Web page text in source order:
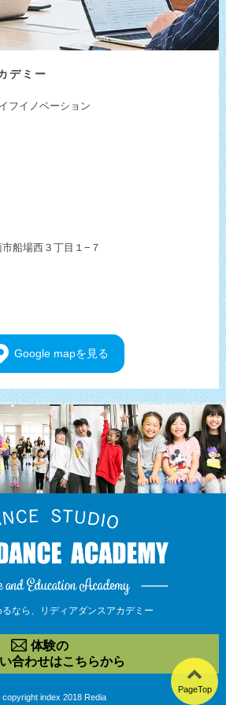
デミー
フイノベーション
船場西３丁目１−７
Google mapを見る
PageTop
なら、 リディアダンスアカデミー
体験の
合わせはこちらから
index 2018 Redia